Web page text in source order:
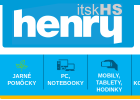
JARNÉ
POMÔCKY
PC,
NOTEBOOKY
MOBILY,
TABLETY,
HODINKY